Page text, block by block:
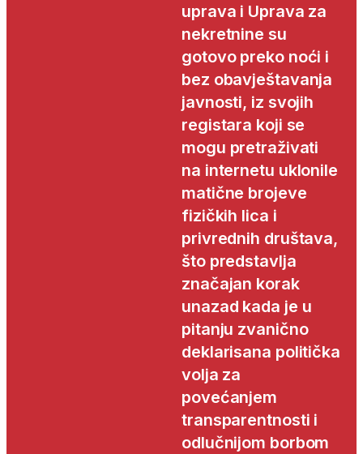
uprava i Uprava za
nekretnine su
gotovo preko noći i
bez obavještavanja
javnosti, iz svojih
registara koji se
mogu pretraživati
na internetu uklonile
matične brojeve
fizičkih lica i
privrednih društava,
što predstavlja
značajan korak
unazad kada je u
pitanju zvanično
deklarisana politička
volja za
povećanjem
transparentnosti i
odlučnijom borbom